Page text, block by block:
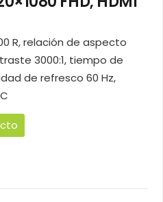
R, relación de aspecto
3000:1, tiempo de
de refresco 60 Hz,